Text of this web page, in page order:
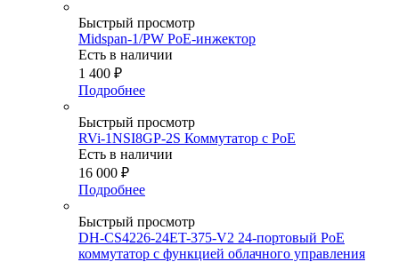
Быстрый просмотр
Midspan-1/PW PoE-инжектор
Есть в наличии
1 400 ₽
Подробнее
Быстрый просмотр
RVi-1NSI8GP-2S Коммутатор с PoE
Есть в наличии
16 000 ₽
Подробнее
Быстрый просмотр
DH-CS4226-24ET-375-V2 24-портовый PoE
коммутатор с функцией облачного управления